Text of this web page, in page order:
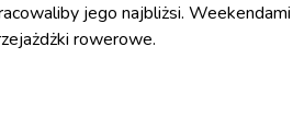
jego najbliżsi. Weekendami
rowerowe.